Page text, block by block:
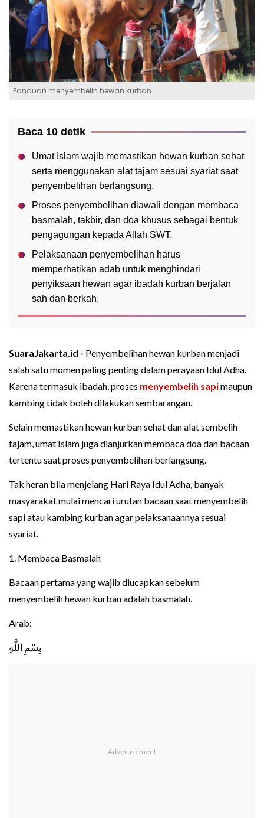
Panduan menyembelih hewan kurban
Baca 10 detik
Umat Islam wajib memastikan hewan kurban sehat
serta menggunakan alat tajam sesuai syariat saat
penyembelihan berlangsung.
Proses penyembelihan diawali dengan membaca
basmalah, takbir, dan doa khusus sebagai bentuk
pengagungan kepada Allah SWT.
Pelaksanaan penyembelihan harus
memperhatikan adab untuk menghindari
penyiksaan hewan agar ibadah kurban berjalan
sah dan berkah.
SuaraJakarta.id - Penyembelihan hewan kurban menjadi
salah satu momen paling penting dalam perayaan Idul Adha.
Karena termasuk ibadah, proses menyembelih sapimaupun
kambing tidak boleh dilakukan sembarangan.
Selain memastikan hewan kurban sehat dan alat sembelih
tajam, umat Islam juga dianjurkan membaca doa dan bacaan
tertentu saat proses penyembelihan berlangsung.
Tak heran bila menjelang Hari Raya Idul Adha, banyak
masyarakat mulai mencari urutan bacaan saat menyembelih
sapi atau kambing kurban agar pelaksanaannya sesuai
syariat.
1. Membaca Basmalah
Bacaan pertama yang wajib diucapkan sebelum
menyembelih hewan kurban adalah basmalah.
Arab:
بِسْمِ اللَّهِ